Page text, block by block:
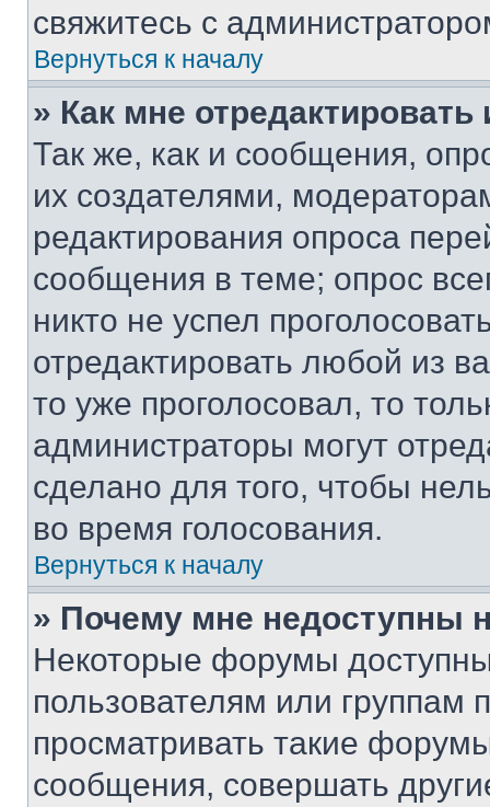
свяжитесь с
Вернуться к началу
» Как мне
Так же, как и сообщения,
их создателями,
редактирования опроса
сообщения в теме; опрос
никто не успел
отредактировать любой из
то уже проголосовал, то
администраторы могут
сделано для того, чтобы
во время голосования.
Вернуться к началу
» Почему мне недоступны
Некоторые форумы
пользователям или группам
просматривать такие
сообщения, совершать